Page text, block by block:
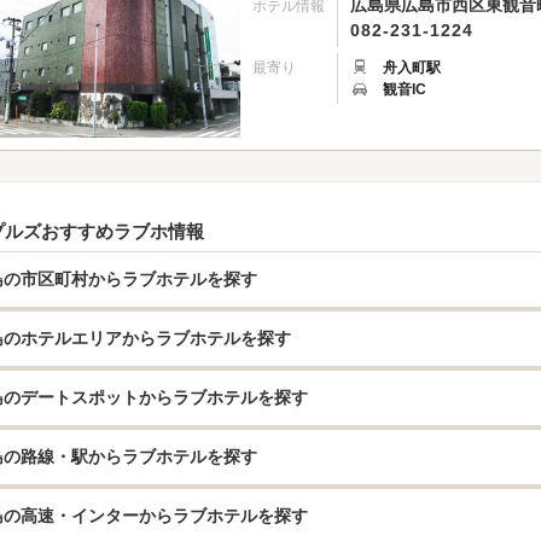
ホテル情報
広島県広島市西区東観
082-231-1224
最寄り
舟入町駅
観音IC
ルズおすすめラブホ情報
の市区町村からラブホテルを探す
のホテルエリアからラブホテルを探す
のデートスポットからラブホテルを探す
の路線・駅からラブホテルを探す
の高速・インターからラブホテルを探す